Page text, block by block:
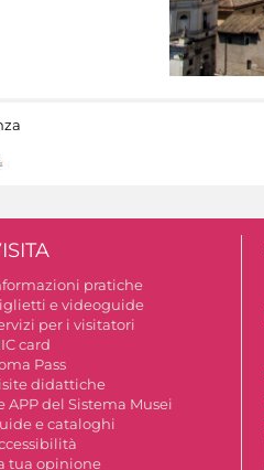
pratiche
e videoguide
per i visitatori
card
Pass
didattiche
APP del Sistema Musei
e cataloghi
tua opinione